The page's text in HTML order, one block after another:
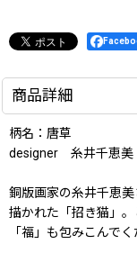
商品詳細
柄名：唐草
designer 糸井千恵美
銅版画家の糸井千恵
描かれた「招き猫」
「福」も包みこんでく